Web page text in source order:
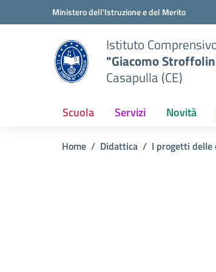
Vai ai contenuti
Vai al menu di navigazioneMinistero dell'Istruzione e del Merito
Istituto
"Giacomo
Casapulla (CE)
Scuola Servizi Novità
Home Didattica I progetti delle